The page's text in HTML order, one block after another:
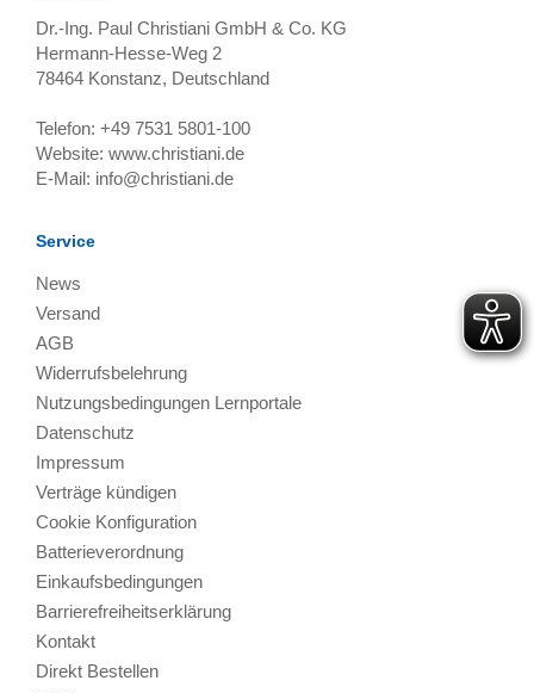
Dr.-Ing. Paul Christiani GmbH & Co. KG
Hermann-Hesse-Weg 2
78464 Konstanz, Deutschland
Telefon: +49 7531 5801-100
Website: www.christiani.de
E-Mail: info@christiani.de
Service
News
Versand
AGB
Widerrufsbelehrung
Nutzungsbedingungen Lernportale
Datenschutz
Impressum
Verträge kündigen
Cookie Konfiguration
Batterieverordnung
Einkaufsbedingungen
Barrierefreiheitserklärung
Kontakt
Direkt Bestellen